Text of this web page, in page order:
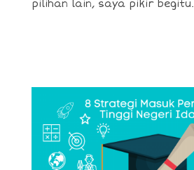
pilihan lain, saya pikir begitu.